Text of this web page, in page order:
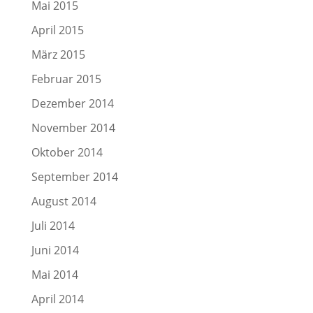
Mai 2015
April 2015
März 2015
Februar 2015
Dezember 2014
November 2014
Oktober 2014
September 2014
August 2014
Juli 2014
Juni 2014
Mai 2014
April 2014